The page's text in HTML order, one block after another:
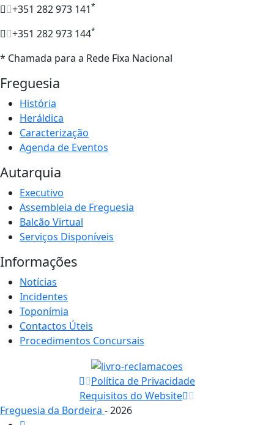
+351 282 973 141*
+351 282 973 144*
* Chamada para a Rede Fixa Nacional
Freguesia
História
Heráldica
Caracterização
Agenda de Eventos
Autarquia
Executivo
Assembleia de Freguesia
Balcão Virtual
Serviços Disponíveis
Informações
Notícias
Incidentes
Toponímia
Contactos Úteis
Procedimentos Concursais
Política de Privacidade
Requisitos do Website
Freguesia da Bordeira - 2026